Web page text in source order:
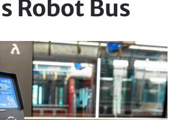
Robot Bus